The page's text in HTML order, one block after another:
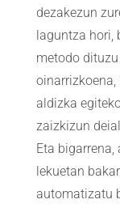
dezakezun
laguntza hori,
metodo
aldizka
zaizkizun
Eta
lekuetan
automatizatu